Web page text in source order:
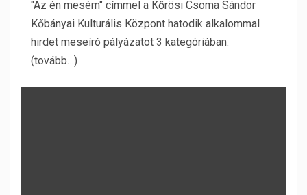
"Az én mesém" címmel a Kőrösi Csoma Sándor
Kőbányai Kulturális Központ hatodik alkalommal
hirdet meseíró pályázatot 3 kategóriában:
(tovább…)